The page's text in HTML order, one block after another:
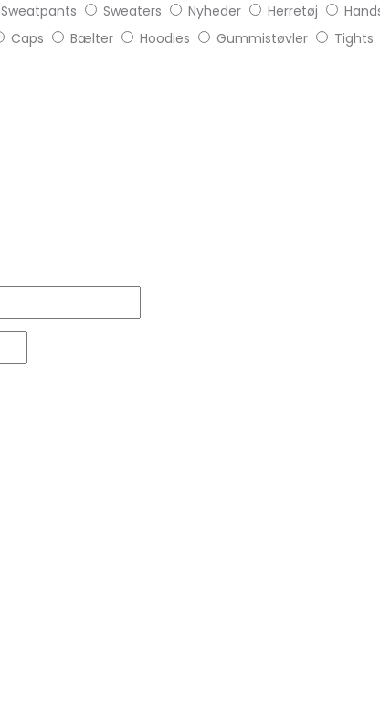
Sweatpants Sweaters Nyheder Herretøj
Caps Bælter Hoodies Gummistøvler Tights